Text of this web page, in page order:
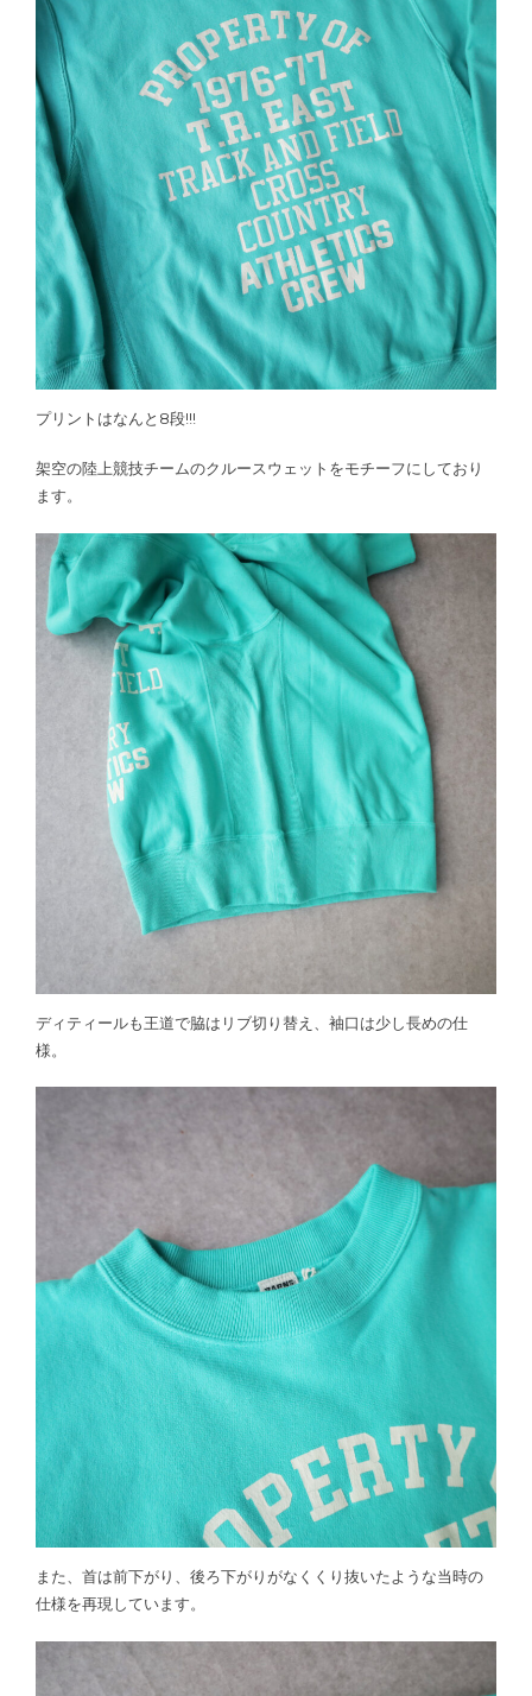
プリントはなんと8段!!!
架空の陸上競技チームのクルースウェットをモチーフにしており
ます。
ディティールも王道で脇はリブ切り替え、袖口は少し長めの仕
様。
また、首は前下がり、後ろ下がりがなくくり抜いたような当時の
仕様を再現しています。